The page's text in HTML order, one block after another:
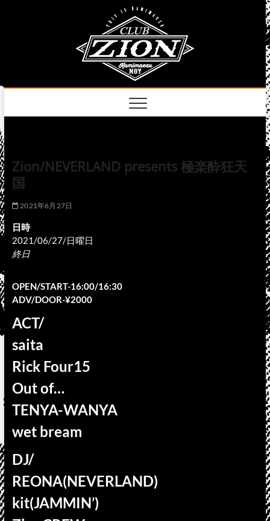
Zion/NEVERLAND presents 極楽酔狂天
国
2021年6月27日
日時
2021/06/27/日曜日
終日
OPEN/START-16:00/16:30
ADV/DOOR-¥2000
ACT/
saita
Rick Four15
Out of…
TENYA-WANYA
wet bream
DJ/
REONA(NEVERLAND)
kit(JAMMIN’)